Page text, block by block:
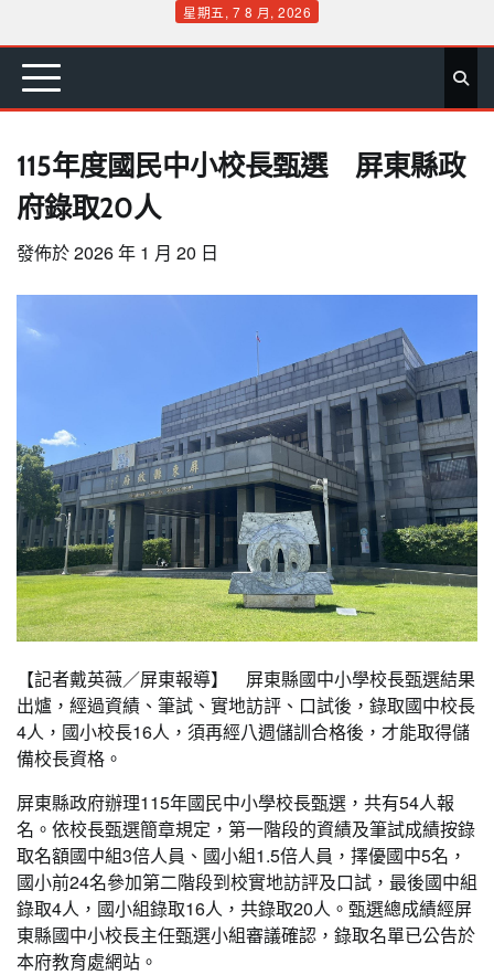
content
星期五, 7 8 月, 2026
首 要 娛 生 社 文 公 運 旅 政 地 專
115年度國民中小校長甄選 屏東縣政
府錄取20人
發佈於2026 年 1 月 20 日
【記者戴英薇／屏東報導】 屏東縣國中小學校長甄選結果
出爐，經過資績、筆試、實地訪評、口試後，錄取國中校長
4人，國小校長16人，須再經八週儲訓合格後，才能取得儲
備校長資格。
屏東縣政府辦理115年國民中小學校長甄選，共有54人報
名。依校長甄選簡章規定，第一階段的資績及筆試成績按錄
取名額國中組3倍人員、國小組1.5倍人員，擇優國中5名，
國小前24名參加第二階段到校實地訪評及口試，最後國中組
錄取4人，國小組錄取16人，共錄取20人。甄選總成績經屏
東縣國中小校長主任甄選小組審議確認，錄取名單已公告於
本府教育處網站。